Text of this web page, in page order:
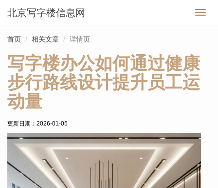
切
北京写字楼信息网
首页 相关文章 详情页
写字楼办公如何通过健康
步行路线设计提升员工运
动量
更新日期： 2026-01-05